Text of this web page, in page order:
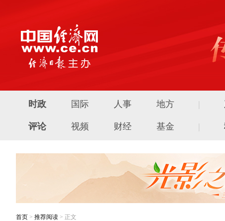
时政 国际 人事 地方 |
评论 视频 财经 基金 |
首页 > 推荐阅读 > 正文